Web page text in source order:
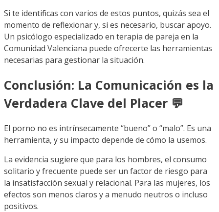
Si te identificas con varios de estos puntos, quizás sea el
momento de reflexionar y, si es necesario, buscar apoyo.
Un psicólogo especializado en terapia de pareja en la
Comunidad Valenciana puede ofrecerte las herramientas
necesarias para gestionar la situación.
Conclusión: La Comunicación es la
Verdadera Clave del Placer 💬
El porno no es intrínsecamente “bueno” o “malo”. Es una
herramienta, y su impacto depende de cómo la usemos.
La evidencia sugiere que para los hombres, el consumo
solitario y frecuente puede ser un factor de riesgo para
la insatisfacción sexual y relacional. Para las mujeres, los
efectos son menos claros y a menudo neutros o incluso
positivos.